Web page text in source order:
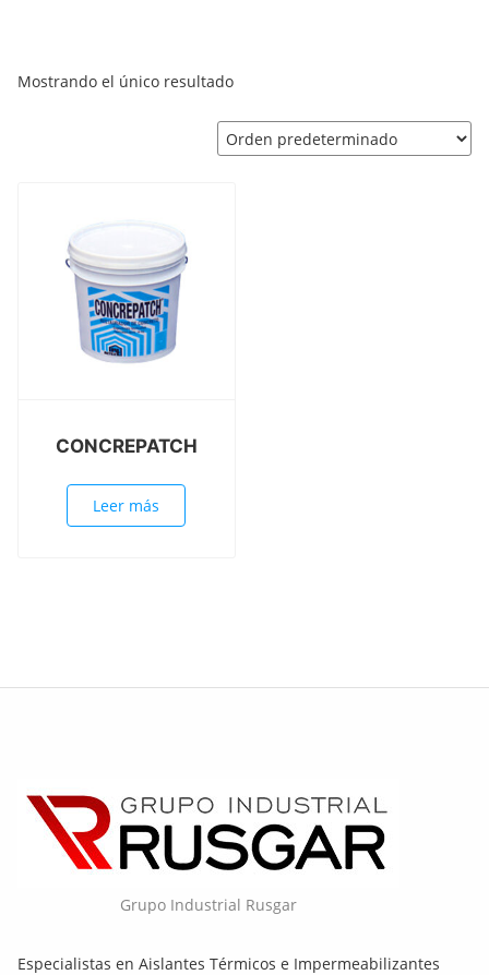
Mostrando el único resultado
CONCREPATCH
Leer más
Grupo Industrial Rusgar
Especialistas en Aislantes Térmicos e Impermeabilizantes